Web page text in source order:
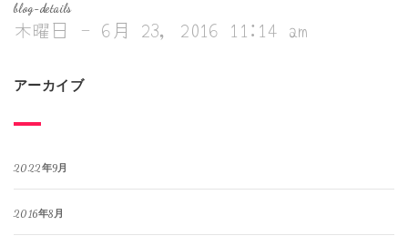
blog-details
木曜日 - 6月 23, 2016 11:14 am
アーカイブ
2022年9月
2016年8月